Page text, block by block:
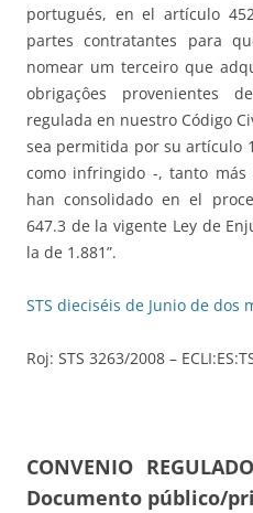
portugués, en el artículo
partes contratantes para
nomear um terceiro que
obrigaçôes provenientes
regulada en nuestro Código
sea permitida por su artículo
como infringido -, tanto
han consolidado en el
647.3 de la vigente Ley de
la de 1.881”.
STS dieciséis de Junio de dos
Roj: STS 3263/2008 –
CONVENIO
Documento público/